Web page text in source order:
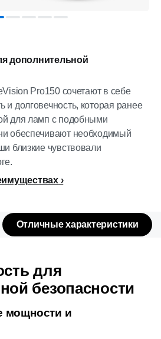
дополнительной
Pro150 сочетают в себе
и долговечность, которая ранее
для ламп с подобными
обеспечивают необходимый
близкие чувствовали
Отличные характеристики
для
безопасности
мощности и